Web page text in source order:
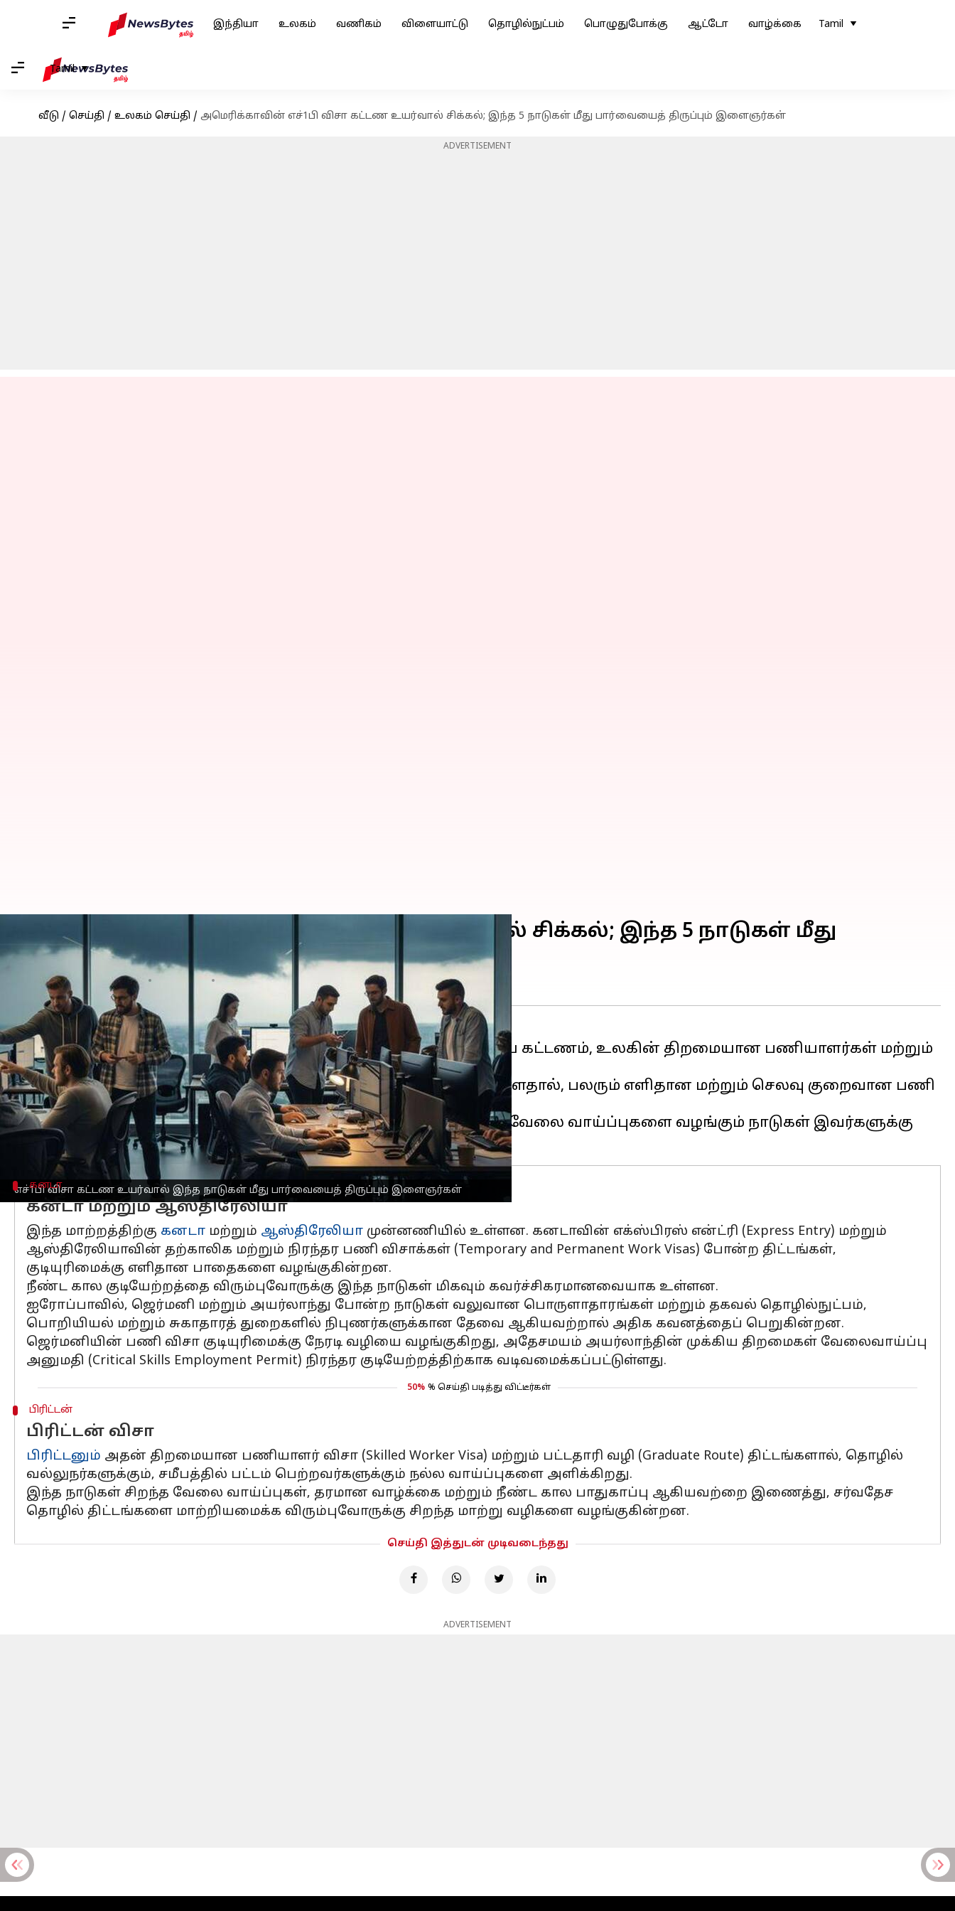
இந்தியா உலகம் வணிகம் விளையாட்டு தொழில்நுட்பம் பொழுதுபோக்கு ஆட்டோ வாழ்க்கை Tamil
Tamil
வீடு / செய்தி / உலகம் செய்தி / அமெரிக்காவின் எச்1பி விசா கட்டண உயர்வால் சிக்கல்; இந்த 5 நாடுகள் மீது பார்வையைத் திருப்பும் இளைஞர்கள்
ADVERTISEMENT
எச்1பி விசா கட்டண உயர்வால் இந்த நாடுகள் மீது பார்வையைத் திருப்பும் இளைஞர்கள்
அமெரிக்காவின் எச்1பி விசா கட்டண உயர்வால் சிக்கல்; இந்த 5 நாடுகள் மீது
பார்வையைத் திருப்பும் இளைஞர்கள்
எழுதியவர் Sekar Chinnappan 01:22 pm
செய்தி முன்னோட்டம்
அமெரிக்காவின் எச்1பி விசா விற்கு விதிக்கப்பட்டுள்ள $100,000 புதிய கட்டணம், உலகின் திறமையான பணியாளர்கள் மற்றும்
மாணவர்களின் தொழில் இலக்குகளை மாற்றி அமைத்துள்ளது.
அமெரிக்காவில் பணிபுரிவது நிதி ரீதியாக சவாலானதாக மாறியுள்ளதால், பலரும் எளிதான மற்றும் செலவு குறைவான பணி
விசாக்களை வழங்கும் நாடுகளை நோக்கித் திரும்புகின்றனர்.
நிரந்தர வசிப்பிடத்திற்கான தெளிவான வழிகள் மற்றும் வலுவான வேலை வாய்ப்புகளை வழங்கும் நாடுகள் இவர்களுக்கு
கனடா
கனடா மற்றும் ஆஸ்திரேலியா
இந்த மாற்றத்திற்கு கனடா மற்றும் ஆஸ்திரேலியா முன்னணியில் உள்ளன. கனடாவின் எக்ஸ்பிரஸ் என்ட்ரி (Express Entry) மற்றும்
ஆஸ்திரேலியாவின் தற்காலிக மற்றும் நிரந்தர பணி விசாக்கள் (Temporary and Permanent Work Visas) போன்ற திட்டங்கள்,
குடியுரிமைக்கு எளிதான பாதைகளை வழங்குகின்றன.
நீண்ட கால குடியேற்றத்தை விரும்புவோருக்கு இந்த நாடுகள் மிகவும் கவர்ச்சிகரமானவையாக உள்ளன.
ஐரோப்பாவில், ஜெர்மனி மற்றும் அயர்லாந்து போன்ற நாடுகள் வலுவான பொருளாதாரங்கள் மற்றும் தகவல் தொழில்நுட்பம்,
பொறியியல் மற்றும் சுகாதாரத் துறைகளில் நிபுணர்களுக்கான தேவை ஆகியவற்றால் அதிக கவனத்தைப் பெறுகின்றன.
ஜெர்மனியின் பணி விசா குடியுரிமைக்கு நேரடி வழியை வழங்குகிறது, அதேசமயம் அயர்லாந்தின் முக்கிய திறமைகள் வேலைவாய்ப்பு
அனுமதி (Critical Skills Employment Permit) நிரந்தர குடியேற்றத்திற்காக வடிவமைக்கப்பட்டுள்ளது.
50% % செய்தி படித்து விட்டீர்கள்
பிரிட்டன்
பிரிட்டன் விசா
பிரிட்டனும் அதன் திறமையான பணியாளர் விசா (Skilled Worker Visa) மற்றும் பட்டதாரி வழி (Graduate Route) திட்டங்களால், தொழில்
வல்லுநர்களுக்கும், சமீபத்தில் பட்டம் பெற்றவர்களுக்கும் நல்ல வாய்ப்புகளை அளிக்கிறது.
இந்த நாடுகள் சிறந்த வேலை வாய்ப்புகள், தரமான வாழ்க்கை மற்றும் நீண்ட கால பாதுகாப்பு ஆகியவற்றை இணைத்து, சர்வதேச
தொழில் திட்டங்களை மாற்றியமைக்க விரும்புவோருக்கு சிறந்த மாற்று வழிகளை வழங்குகின்றன.
செய்தி இத்துடன் முடிவடைந்தது
ADVERTISEMENT